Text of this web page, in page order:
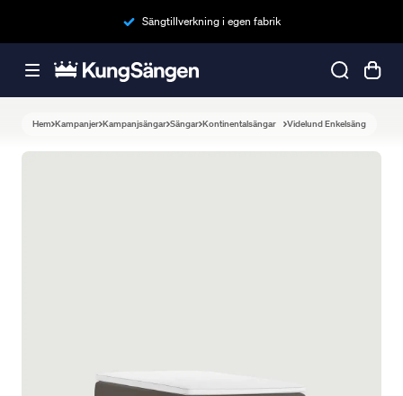
Sängtillverkning i egen fabrik
Hem Kampanjer Kampanjsängar Sängar Kontinentalsängar Videlund Enkelsäng